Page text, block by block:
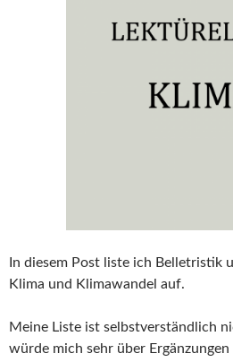
In diesem Post liste ich Belletristik
Klima und Klimawandel auf.
Meine Liste ist selbstverständlich
würde mich sehr über